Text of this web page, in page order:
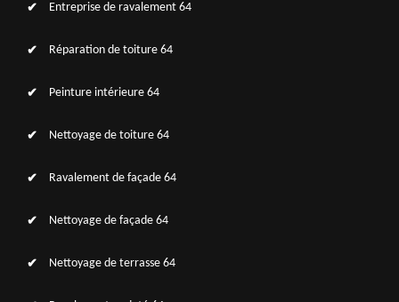
Entreprise de ravalement 64
Réparation de toiture 64
Peinture intérieure 64
Nettoyage de toiture 64
Ravalement de façade 64
Nettoyage de façade 64
Nettoyage de terrasse 64